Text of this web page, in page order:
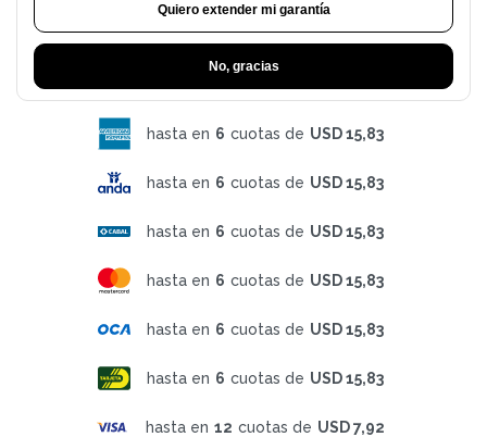
Quiero extender mi garantía
No, gracias
hasta en 6 cuotas de USD 15,83
hasta en 6 cuotas de USD 15,83
hasta en 6 cuotas de USD 15,83
hasta en 6 cuotas de USD 15,83
hasta en 6 cuotas de USD 15,83
hasta en 6 cuotas de USD 15,83
hasta en 12 cuotas de USD 7,92